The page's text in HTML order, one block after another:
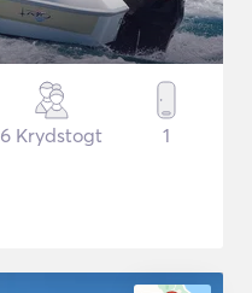
6 Krydstogt 1